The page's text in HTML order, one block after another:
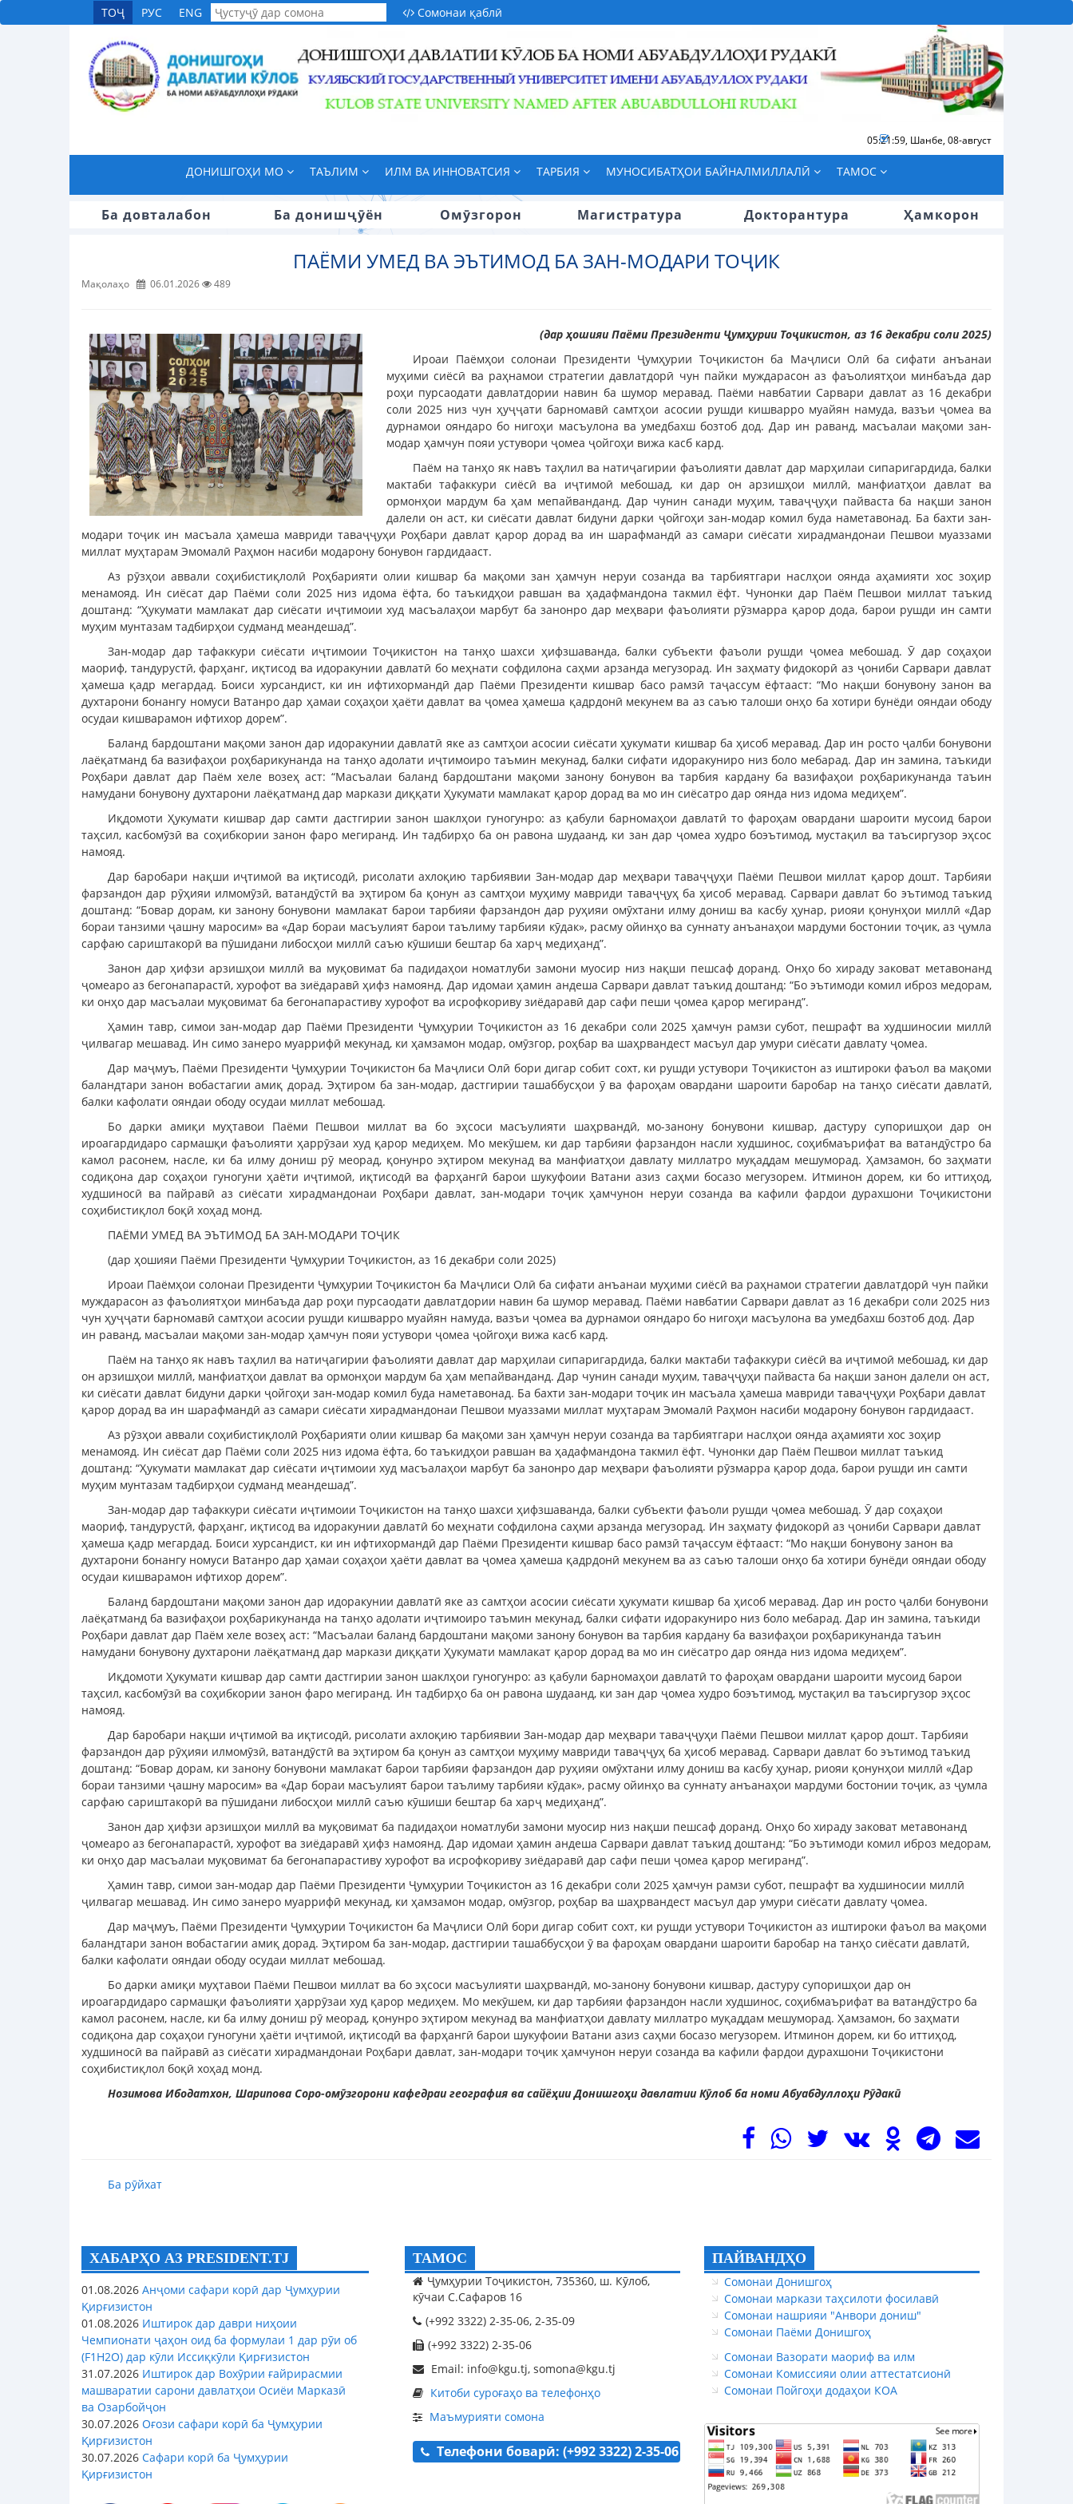
ТОҶ РУС ENG Сомонаи қаблӣ
05:22:00, Шанбе, 08-август
ДОНИШГОҲИ МО ТАЪЛИМ ИЛМ ВА ИННОВАТСИЯ ТАРБИЯ МУНОСИБАТҲОИ БАЙНАЛМИЛЛАЛӢ ТАМОС
Ба довталабон Ба донишҷӯён Омӯзгорон Магистратура Докторантура Ҳамкорон
ПАЁМИ УМЕД ВА ЭЪТИМОД БА ЗАН-МОДАРИ ТОҶИК
Мақолаҳо 06.01.2026 489
(дар ҳошияи Паёми Президенти Ҷумҳурии Тоҷикистон, аз 16 декабри соли 2025)
Ироаи Паёмҳои солонаи Президенти Ҷумҳурии Тоҷикистон ба Маҷлиси Олӣ ба сифати анъанаи
муҳими сиёсӣ ва раҳнамои стратегии давлатдорӣ чун пайки муждарасон аз фаъолиятҳои минбаъда дар
роҳи пурсаодати давлатдории навин ба шумор меравад. Паёми навбатии Сарвари давлат аз 16 декабри
соли 2025 низ чун ҳуҷҷати барномавӣ самтҳои асосии рушди кишварро муайян намуда, вазъи ҷомеа ва
дурнамои ояндаро бо нигоҳи масъулона ва умедбахш бозтоб дод. Дар ин раванд, масъалаи мақоми зан-
модар ҳамчун пояи устувори ҷомеа ҷойгоҳи вижа касб кард.
Паём на танҳо як навъ таҳлил ва натиҷагирии фаъолияти давлат дар марҳилаи сипаригардида, балки
мактаби тафаккури сиёсӣ ва иҷтимоӣ мебошад, ки дар он арзишҳои миллӣ, манфиатҳои давлат ва
ормонҳои мардум ба ҳам мепайванданд. Дар чунин санади муҳим, таваҷҷуҳи пайваста ба нақши занон
далели он аст, ки сиёсати давлат бидуни дарки ҷойгоҳи зан-модар комил буда наметавонад. Ба бахти зан-
модари тоҷик ин масъала ҳамеша мавриди таваҷҷуҳи Роҳбари давлат қарор дорад ва ин шарафмандӣ аз самари сиёсати хирадмандонаи Пешвои муаззами
миллат муҳтарам Эмомалӣ Раҳмон насиби модарону бонувон гардидааст.
Аз рӯзҳои аввали соҳибистиқлолӣ Роҳбарияти олии кишвар ба мақоми зан ҳамчун неруи созанда ва тарбиятгари наслҳои оянда аҳамияти хос зоҳир
менамояд. Ин сиёсат дар Паёми соли 2025 низ идома ёфта, бо таъкидҳои равшан ва ҳадафмандона такмил ёфт. Чунонки дар Паём Пешвои миллат таъкид
доштанд: “Ҳукумати мамлакат дар сиёсати иҷтимоии худ масъалаҳои марбут ба занонро дар меҳвари фаъолияти рӯзмарра қарор дода, барои рушди ин самти
муҳим мунтазам тадбирҳои судманд меандешад”.
Зан-модар дар тафаккури сиёсати иҷтимоии Тоҷикистон на танҳо шахси ҳифзшаванда, балки субъекти фаъоли рушди ҷомеа мебошад. Ӯ дар соҳаҳои
маориф, тандурустӣ, фарҳанг, иқтисод ва идоракунии давлатӣ бо меҳнати софдилона саҳми арзанда мегузорад. Ин заҳмату фидокорӣ аз ҷониби Сарвари давлат
ҳамеша қадр мегардад. Боиси хурсандист, ки ин ифтихормандӣ дар Паёми Президенти кишвар басо рамзӣ таҷассум ёфтааст: “Мо нақши бонувону занон ва
духтарони бонангу номуси Ватанро дар ҳамаи соҳаҳои ҳаёти давлат ва ҷомеа ҳамеша қадрдонӣ мекунем ва аз саъю талоши онҳо ба хотири бунёди ояндаи ободу
осудаи кишварамон ифтихор дорем”.
Баланд бардоштани мақоми занон дар идоракунии давлатӣ яке аз самтҳои асосии сиёсати ҳукумати кишвар ба ҳисоб меравад. Дар ин росто ҷалби бонувони
лаёқатманд ба вазифаҳои роҳбарикунанда на танҳо адолати иҷтимоиро таъмин мекунад, балки сифати идоракуниро низ боло мебарад. Дар ин замина, таъкиди
Роҳбари давлат дар Паём хеле возеҳ аст: “Масъалаи баланд бардоштани мақоми занону бонувон ва тарбия кардану ба вазифаҳои роҳбарикунанда таъин
намудани бонувону духтарони лаёқатманд дар маркази диққати Ҳукумати мамлакат қарор дорад ва мо ин сиёсатро дар оянда низ идома медиҳем”.
Иқдомоти Ҳукумати кишвар дар самти дастгирии занон шаклҳои гуногунро: аз қабули барномаҳои давлатӣ то фароҳам овардани шароити мусоид барои
таҳсил, касбомӯзӣ ва соҳибкории занон фаро мегиранд. Ин тадбирҳо ба он равона шудаанд, ки зан дар ҷомеа худро боэътимод, мустақил ва таъсиргузор эҳсос
намояд.
Дар баробари нақши иҷтимоӣ ва иқтисодӣ, рисолати ахлоқию тарбиявии Зан-модар дар меҳвари таваҷҷуҳи Паёми Пешвои миллат қарор дошт. Тарбияи
фарзандон дар рӯҳияи илмомӯзӣ, ватандӯстӣ ва эҳтиром ба қонун аз самтҳои муҳиму мавриди таваҷҷуҳ ба ҳисоб меравад. Сарвари давлат бо эътимод таъкид
доштанд: “Бовар дорам, ки занону бонувони мамлакат барои тарбияи фарзандон дар руҳияи омӯхтани илму дониш ва касбу ҳунар, риояи қонунҳои миллӣ «Дар
бораи танзими ҷашну маросим» ва «Дар бораи масъулият барои таълиму тарбияи кӯдак», расму ойинҳо ва суннату анъанаҳои мардуми бостонии тоҷик, аз ҷумла
сарфаю сариштакорӣ ва пӯшидани либосҳои миллӣ саъю кӯшиши бештар ба харҷ медиҳанд”.
Занон дар ҳифзи арзишҳои миллӣ ва муқовимат ба падидаҳои номатлуби замони муосир низ нақши пешсаф доранд. Онҳо бо хираду заковат метавонанд
ҷомеаро аз бегонапарастӣ, хурофот ва зиёдаравӣ ҳифз намоянд. Дар идомаи ҳамин андеша Сарвари давлат таъкид доштанд: “Бо эътимоди комил иброз медорам,
ки онҳо дар масъалаи муқовимат ба бегонапарастиву хурофот ва исрофкориву зиёдаравӣ дар сафи пеши ҷомеа қарор мегиранд”.
Ҳамин тавр, симои зан-модар дар Паёми Президенти Ҷумҳурии Тоҷикистон аз 16 декабри соли 2025 ҳамчун рамзи субот, пешрафт ва худшиносии миллӣ
ҷилвагар мешавад. Ин симо занеро муаррифӣ мекунад, ки ҳамзамон модар, омӯзгор, роҳбар ва шаҳрвандест масъул дар умури сиёсати давлату ҷомеа.
Дар маҷмуъ, Паёми Президенти Ҷумҳурии Тоҷикистон ба Маҷлиси Олӣ бори дигар собит сохт, ки рушди устувори Тоҷикистон аз иштироки фаъол ва мақоми
баландтари занон вобастагии амиқ дорад. Эҳтиром ба зан-модар, дастгирии ташаббусҳои ӯ ва фароҳам овардани шароити баробар на танҳо сиёсати давлатӣ,
балки кафолати ояндаи ободу осудаи миллат мебошад.
Бо дарки амиқи муҳтавои Паёми Пешвои миллат ва бо эҳсоси масъулияти шаҳрвандӣ, мо-занону бонувони кишвар, дастуру супоришҳои дар он
ироагардидаро сармашқи фаъолияти ҳаррӯзаи худ қарор медиҳем. Мо мекӯшем, ки дар тарбияи фарзандон насли худшинос, соҳибмаърифат ва ватандӯстро ба
камол расонем, насле, ки ба илму дониш рӯ меорад, қонунро эҳтиром мекунад ва манфиатҳои давлату миллатро муқаддам мешуморад. Ҳамзамон, бо заҳмати
содиқона дар соҳаҳои гуногуни ҳаёти иҷтимоӣ, иқтисодӣ ва фарҳангӣ барои шукуфоии Ватани азиз саҳми босазо мегузорем. Итминон дорем, ки бо иттиҳод,
худшиносӣ ва пайравӣ аз сиёсати хирадмандонаи Роҳбари давлат, зан-модари тоҷик ҳамчунон неруи созанда ва кафили фардои дурахшони Тоҷикистони
соҳибистиқлол боқӣ хоҳад монд.
ПАЁМИ УМЕД ВА ЭЪТИМОД БА ЗАН-МОДАРИ ТОҶИК
(дар ҳошияи Паёми Президенти Ҷумҳурии Тоҷикистон, аз 16 декабри соли 2025)
Ироаи Паёмҳои солонаи Президенти Ҷумҳурии Тоҷикистон ба Маҷлиси Олӣ ба сифати анъанаи муҳими сиёсӣ ва раҳнамои стратегии давлатдорӣ чун пайки
муждарасон аз фаъолиятҳои минбаъда дар роҳи пурсаодати давлатдории навин ба шумор меравад. Паёми навбатии Сарвари давлат аз 16 декабри соли 2025 низ
чун ҳуҷҷати барномавӣ самтҳои асосии рушди кишварро муайян намуда, вазъи ҷомеа ва дурнамои ояндаро бо нигоҳи масъулона ва умедбахш бозтоб дод. Дар
ин раванд, масъалаи мақоми зан-модар ҳамчун пояи устувори ҷомеа ҷойгоҳи вижа касб кард.
Паём на танҳо як навъ таҳлил ва натиҷагирии фаъолияти давлат дар марҳилаи сипаригардида, балки мактаби тафаккури сиёсӣ ва иҷтимоӣ мебошад, ки дар
он арзишҳои миллӣ, манфиатҳои давлат ва ормонҳои мардум ба ҳам мепайванданд. Дар чунин санади муҳим, таваҷҷуҳи пайваста ба нақши занон далели он аст,
ки сиёсати давлат бидуни дарки ҷойгоҳи зан-модар комил буда наметавонад. Ба бахти зан-модари тоҷик ин масъала ҳамеша мавриди таваҷҷуҳи Роҳбари давлат
қарор дорад ва ин шарафмандӣ аз самари сиёсати хирадмандонаи Пешвои муаззами миллат муҳтарам Эмомалӣ Раҳмон насиби модарону бонувон гардидааст.
Аз рӯзҳои аввали соҳибистиқлолӣ Роҳбарияти олии кишвар ба мақоми зан ҳамчун неруи созанда ва тарбиятгари наслҳои оянда аҳамияти хос зоҳир
менамояд. Ин сиёсат дар Паёми соли 2025 низ идома ёфта, бо таъкидҳои равшан ва ҳадафмандона такмил ёфт. Чунонки дар Паём Пешвои миллат таъкид
доштанд: “Ҳукумати мамлакат дар сиёсати иҷтимоии худ масъалаҳои марбут ба занонро дар меҳвари фаъолияти рӯзмарра қарор дода, барои рушди ин самти
муҳим мунтазам тадбирҳои судманд меандешад”.
Зан-модар дар тафаккури сиёсати иҷтимоии Тоҷикистон на танҳо шахси ҳифзшаванда, балки субъекти фаъоли рушди ҷомеа мебошад. Ӯ дар соҳаҳои
маориф, тандурустӣ, фарҳанг, иқтисод ва идоракунии давлатӣ бо меҳнати софдилона саҳми арзанда мегузорад. Ин заҳмату фидокорӣ аз ҷониби Сарвари давлат
ҳамеша қадр мегардад. Боиси хурсандист, ки ин ифтихормандӣ дар Паёми Президенти кишвар басо рамзӣ таҷассум ёфтааст: “Мо нақши бонувону занон ва
духтарони бонангу номуси Ватанро дар ҳамаи соҳаҳои ҳаёти давлат ва ҷомеа ҳамеша қадрдонӣ мекунем ва аз саъю талоши онҳо ба хотири бунёди ояндаи ободу
осудаи кишварамон ифтихор дорем”.
Баланд бардоштани мақоми занон дар идоракунии давлатӣ яке аз самтҳои асосии сиёсати ҳукумати кишвар ба ҳисоб меравад. Дар ин росто ҷалби бонувони
лаёқатманд ба вазифаҳои роҳбарикунанда на танҳо адолати иҷтимоиро таъмин мекунад, балки сифати идоракуниро низ боло мебарад. Дар ин замина, таъкиди
Роҳбари давлат дар Паём хеле возеҳ аст: “Масъалаи баланд бардоштани мақоми занону бонувон ва тарбия кардану ба вазифаҳои роҳбарикунанда таъин
намудани бонувону духтарони лаёқатманд дар маркази диққати Ҳукумати мамлакат қарор дорад ва мо ин сиёсатро дар оянда низ идома медиҳем”.
Иқдомоти Ҳукумати кишвар дар самти дастгирии занон шаклҳои гуногунро: аз қабули барномаҳои давлатӣ то фароҳам овардани шароити мусоид барои
таҳсил, касбомӯзӣ ва соҳибкории занон фаро мегиранд. Ин тадбирҳо ба он равона шудаанд, ки зан дар ҷомеа худро боэътимод, мустақил ва таъсиргузор эҳсос
намояд.
Дар баробари нақши иҷтимоӣ ва иқтисодӣ, рисолати ахлоқию тарбиявии Зан-модар дар меҳвари таваҷҷуҳи Паёми Пешвои миллат қарор дошт. Тарбияи
фарзандон дар рӯҳияи илмомӯзӣ, ватандӯстӣ ва эҳтиром ба қонун аз самтҳои муҳиму мавриди таваҷҷуҳ ба ҳисоб меравад. Сарвари давлат бо эътимод таъкид
доштанд: “Бовар дорам, ки занону бонувони мамлакат барои тарбияи фарзандон дар руҳияи омӯхтани илму дониш ва касбу ҳунар, риояи қонунҳои миллӣ «Дар
бораи танзими ҷашну маросим» ва «Дар бораи масъулият барои таълиму тарбияи кӯдак», расму ойинҳо ва суннату анъанаҳои мардуми бостонии тоҷик, аз ҷумла
сарфаю сариштакорӣ ва пӯшидани либосҳои миллӣ саъю кӯшиши бештар ба харҷ медиҳанд”.
Занон дар ҳифзи арзишҳои миллӣ ва муқовимат ба падидаҳои номатлуби замони муосир низ нақши пешсаф доранд. Онҳо бо хираду заковат метавонанд
ҷомеаро аз бегонапарастӣ, хурофот ва зиёдаравӣ ҳифз намоянд. Дар идомаи ҳамин андеша Сарвари давлат таъкид доштанд: “Бо эътимоди комил иброз медорам,
ки онҳо дар масъалаи муқовимат ба бегонапарастиву хурофот ва исрофкориву зиёдаравӣ дар сафи пеши ҷомеа қарор мегиранд”.
Ҳамин тавр, симои зан-модар дар Паёми Президенти Ҷумҳурии Тоҷикистон аз 16 декабри соли 2025 ҳамчун рамзи субот, пешрафт ва худшиносии миллӣ
ҷилвагар мешавад. Ин симо занеро муаррифӣ мекунад, ки ҳамзамон модар, омӯзгор, роҳбар ва шаҳрвандест масъул дар умури сиёсати давлату ҷомеа.
Дар маҷмуъ, Паёми Президенти Ҷумҳурии Тоҷикистон ба Маҷлиси Олӣ бори дигар собит сохт, ки рушди устувори Тоҷикистон аз иштироки фаъол ва мақоми
баландтари занон вобастагии амиқ дорад. Эҳтиром ба зан-модар, дастгирии ташаббусҳои ӯ ва фароҳам овардани шароити баробар на танҳо сиёсати давлатӣ,
балки кафолати ояндаи ободу осудаи миллат мебошад.
Бо дарки амиқи муҳтавои Паёми Пешвои миллат ва бо эҳсоси масъулияти шаҳрвандӣ, мо-занону бонувони кишвар, дастуру супоришҳои дар он
ироагардидаро сармашқи фаъолияти ҳаррӯзаи худ қарор медиҳем. Мо мекӯшем, ки дар тарбияи фарзандон насли худшинос, соҳибмаърифат ва ватандӯстро ба
камол расонем, насле, ки ба илму дониш рӯ меорад, қонунро эҳтиром мекунад ва манфиатҳои давлату миллатро муқаддам мешуморад. Ҳамзамон, бо заҳмати
содиқона дар соҳаҳои гуногуни ҳаёти иҷтимоӣ, иқтисодӣ ва фарҳангӣ барои шукуфоии Ватани азиз саҳми босазо мегузорем. Итминон дорем, ки бо иттиҳод,
худшиносӣ ва пайравӣ аз сиёсати хирадмандонаи Роҳбари давлат, зан-модари тоҷик ҳамчунон неруи созанда ва кафили фардои дурахшони Тоҷикистони
соҳибистиқлол боқӣ хоҳад монд.
Нозимова Ибодатхон, Шарипова Соро-омӯзгорони кафедраи география ва сайёҳии Донишгоҳи давлатии Кӯлоб ба номи Абуабдуллоҳи Рӯдакӣ
Ба рӯйхат
ХАБАРҲО АЗ PRESIDENT.TJ
01.08.2026 Анҷоми сафари корӣ дар Ҷумҳурии
Қирғизистон
01.08.2026 Иштирок дар даври ниҳоии
Чемпионати ҷаҳон оид ба формулаи 1 дар рӯи об
(F1H2O) дар кӯли Иссиқкӯли Қирғизистон
31.07.2026 Иштирок дар Вохӯрии ғайрирасмии
машваратии сарони давлатҳои Осиёи Марказӣ
ва Озарбойҷон
30.07.2026 Оғози сафари корӣ ба Ҷумҳурии
Қирғизистон
30.07.2026 Сафари корӣ ба Ҷумҳурии
Қирғизистон
ТАМОС
Ҷумҳурии Тоҷикистон, 735360, ш. Кӯлоб,
кӯчаи С.Сафаров 16
(+992 3322) 2-35-06, 2-35-09
(+992 3322) 2-35-06
Email: info@kgu.tj, somona@kgu.tj
Китоби суроғаҳо ва телефонҳо
Маъмурияти сомона
Телефони боварӣ: (+992 3322) 2-35-06
ПАЙВАНДҲО
Сомонаи Донишгоҳ
Сомонаи маркази таҳсилоти фосилавӣ
Сомонаи нашрияи "Анвори дониш"
Сомонаи Паёми Донишгоҳ
Сомонаи Вазорати маориф ва илм
Сомонаи Комиссияи олии аттестатсионӣ
Сомонаи Пойгоҳи додаҳои КОА